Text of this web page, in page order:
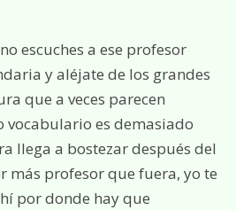
escuches a ese profesor
y aléjate de los grandes
que a veces parecen
vocabulario es demasiado
llega a bostezar después del
más profesor que fuera, yo te
por donde hay que